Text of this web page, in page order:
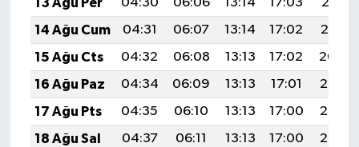
13 Ağu Per
04:30 06:06 13:14 17:03
20:12
14 Ağu Cum
04:31 06:07 13:14 17:02
20:10
15 Ağu Cts
04:32 06:08 13:13 17:02
20:09
16 Ağu Paz
04:34 06:09 13:13 17:01
20:08
17 Ağu Pts
04:35 06:10 13:13 17:00
20:06
18 Ağu Sal
04:37 06:11 13:13 17:00
20:05